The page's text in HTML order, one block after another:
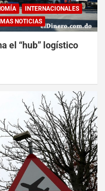
INTERNACIONALES
NOTICIAS
el “hub” logístico